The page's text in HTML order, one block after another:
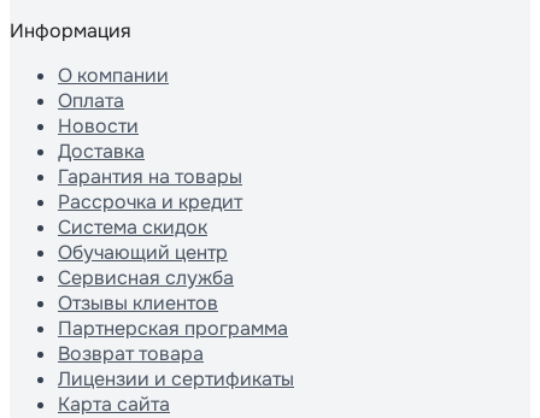
Информация
О компании
Оплата
Новости
Доставка
Гарантия на товары
Рассрочка и кредит
Система скидок
Обучающий центр
Сервисная служба
Отзывы клиентов
Партнерская программа
Возврат товара
Лицензии и сертификаты
Карта сайта